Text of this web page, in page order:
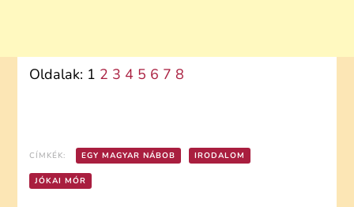
Oldalak: 1 2 3 4 5 6 7 8
CÍMKÉK: EGY MAGYAR NÁBOB IRODALOM
JÓKAI MÓR